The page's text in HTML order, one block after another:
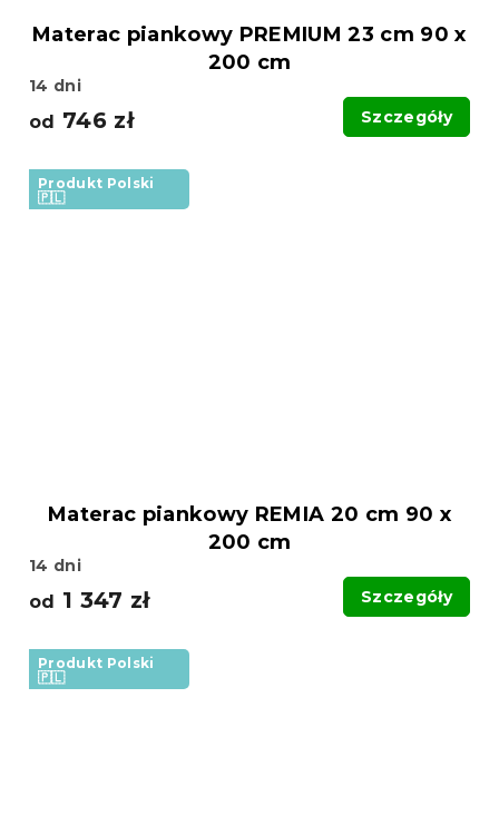
Materac piankowy PREMIUM 23 cm 90 x
200 cm
14 dni
od 746 zł Szczegóły
Produkt Polski
🇵🇱
Materac piankowy REMIA 20 cm 90 x
200 cm
14 dni
od 1 347 zł Szczegóły
Produkt Polski
🇵🇱